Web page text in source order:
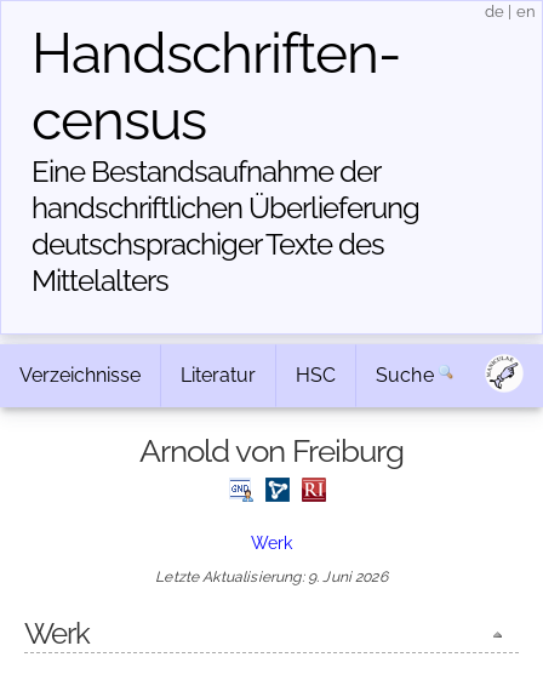
Handschriften­
census
Eine Bestandsaufnahme der
handschriftlichen Über­lieferung
deutschsprachiger Texte des
Mittelalters
de en
Verzeichnisse Literatur HSC Suche
Arnold von Freiburg
Werk
Letzte Aktualisierung: 9. Juni 2026
Werk